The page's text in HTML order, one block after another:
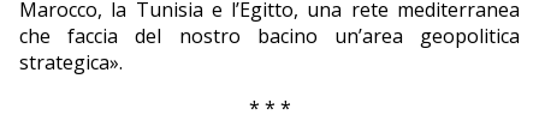
Marocco, la Tunisia e l’Egitto, una rete mediterranea
che faccia del nostro bacino un’area geopolitica
strategica».
* * *